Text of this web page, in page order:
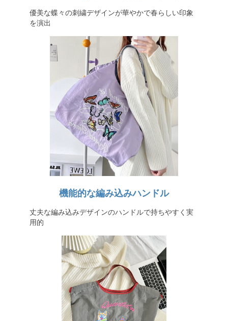
優美な蝶々の刺繍デザインが華やかで春らしい印象
を演出
機能的な編み込みハンドル
丈夫な編み込みデザインのハンドルで持ちやすく実
用的